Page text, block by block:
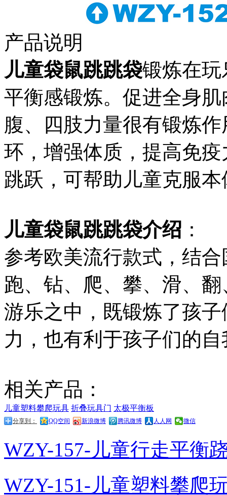
产品说明
儿童袋鼠跳跳袋锻炼在
平衡感锻炼。促进全身
腹、四肢力量很有锻炼
环，增强体质，提高免
跳跃，可帮助儿童克服
儿童袋鼠跳跳袋介绍 ：
参考欧美流行款式，结
跑、钻、爬、攀、滑、
游乐之中，既锻炼了孩
力，也有利于孩子们的
相关产品：
儿童塑料攀爬玩具 折叠玩具门 太极平衡板
分享到： QQ空间 新浪微博 腾讯微博 人人网 微信
WZY-157-儿童行走平衡
WZY-151-儿童塑料攀爬